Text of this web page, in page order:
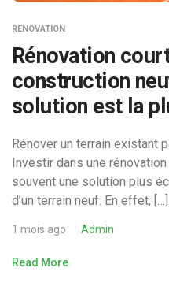
RENOVATION
Rénovation
construction
solution est la
Rénover un terrain existant
Investir dans une
souvent une solution plus
d’un terrain neuf. En effet, […]
1 mois ago Admin
Read More